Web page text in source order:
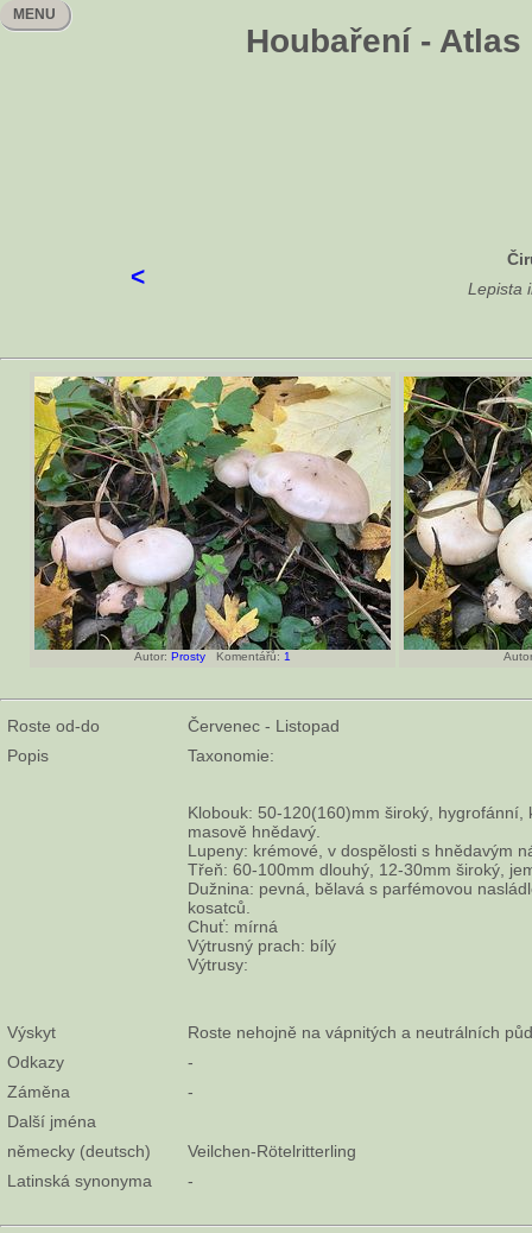
Houbaření -
MENU
<
Lepista
Autor: Prosty Komentářů: 1
Roste od-do
Červenec - Listopad
Popis
Taxonomie:
Klobouk: 50-120(160)mm široký, hygrofánní,
masově hnědavý.
Lupeny: krémové, v dospělosti s hnědavým
Třeň: 60-100mm dlouhý, 12-30mm široký,
Dužnina: pevná, bělavá s parfémovou
kosatců.
Chuť: mírná
Výtrusný prach: bílý
Výtrusy:
Výskyt
Roste nehojně na vápnitých a neutrálních
Odkazy
-
Záměna
-
Další jména
německy (deutsch)
Veilchen-Rötelritterling
Latinská synonyma
-